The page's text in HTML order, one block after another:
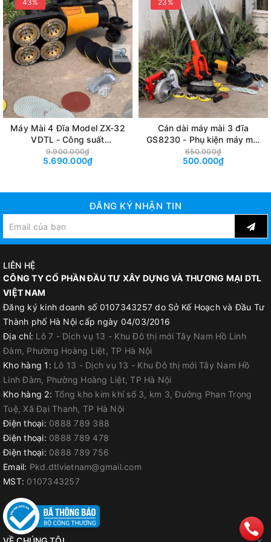
TRONG MÀI SÀN LẮP THÊM KHUNG MÁY MÀI
THÔNG TIN SẢN PHẨM
+ Công suất: 5800W
+ Điện áp: 220V ~ 50Hz
+ Đường kính đĩa mài: 100 - 150mm
+ Vòng quay: 3000 - 6000V/Phút
+ Điều chỉnh 5 Tốc độ
43%
Máy Mài 4 Đĩa Model ZX-32
VDTL - Công suất
3800W/220V-50Hz
9.900.000₫
5.690.000₫
23%
Cán dài máy mài 3 đĩa
GS8230 - Phụ kiện máy mài
3 đĩa
650.000₫
500.000₫
ĐĂNG KÝ NHẬN TIN
LIÊN HỆ
CÔNG TY CỔ PHẦN ĐẦU TƯ XÂY DỰNG VÀ THƯƠNG MẠI DTL
VIỆT NAM
Đăng ký kinh doanh số 0107343257 do Sở Kế Hoạch và Đầu Tư
Thành phố Hà Nội cấp ngày 04/03/2016
Địa chỉ: Lô 7 - Dịch vụ 13 - Khu Đô thị mới Tây Nam Hồ Linh
Đàm, Phường Hoàng Liệt, TP Hà Nội
Kho hàng 1: Lô 13 - Dịch vụ 13 - Khu Đô thị mới Tây Nam Hồ
Linh Đàm, Phường Hoàng Liệt, TP Hà Nội
Kho hàng 2: Tổng kho kim khí số 3, km 3, Đường Phan Trọng
Tuệ, Xã Đại Thanh, TP Hà Nội
Điện thoại: 0888 789 388
Điện thoại: 0888 789 478
Điện thoại: 0888 789 756
Email: Pkd.dtlvietnam@gmail.com
MST: 0107343257